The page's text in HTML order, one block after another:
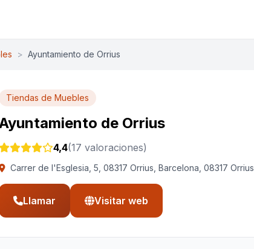
> Ayuntamiento de Orrius
Tiendas de Muebles
de Orrius
4,4(17 valoraciones)
Carrer de l'Esglesia, 5, 08317 Orrius, Barcelona, 08317 Orrius
Llamar Visitar web